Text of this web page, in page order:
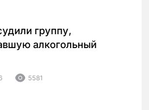
группу,
алкогольный
5581